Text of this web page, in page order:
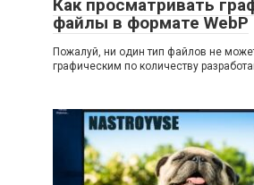
Как просматривать
файлы в формате WebP
Пожалуй, ни один тип файлов не
графическим по количеству